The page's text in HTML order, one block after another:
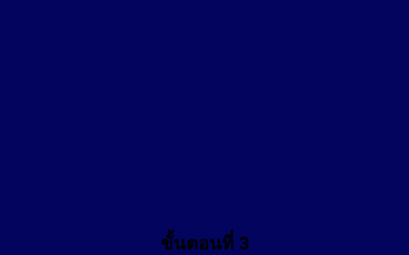
ขั้นตอนที่ 3